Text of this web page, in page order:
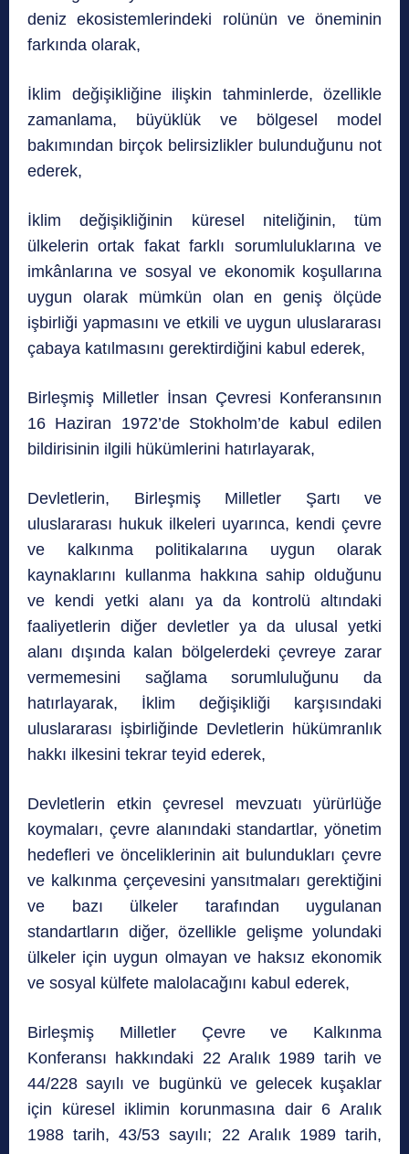
deniz ekosistemlerindeki rolünün ve öneminin
farkında olarak,
İklim değişikliğine ilişkin tahminlerde, özellikle
zamanlama, büyüklük ve bölgesel model
bakımından birçok belirsizlikler bulunduğunu not
ederek,
İklim değişikliğinin küresel niteliğinin, tüm
ülkelerin ortak fakat farklı sorumluluklarına ve
imkânlarına ve sosyal ve ekonomik koşullarına
uygun olarak mümkün olan en geniş ölçüde
işbirliği yapmasını ve etkili ve uygun uluslararası
çabaya katılmasını gerektirdiğini kabul ederek,
Birleşmiş Milletler İnsan Çevresi Konferansının
16 Haziran 1972’de Stokholm’de kabul edilen
bildirisinin ilgili hükümlerini hatırlayarak,
Devletlerin, Birleşmiş Milletler Şartı ve
uluslararası hukuk ilkeleri uyarınca, kendi çevre
ve kalkınma politikalarına uygun olarak
kaynaklarını kullanma hakkına sahip olduğunu
ve kendi yetki alanı ya da kontrolü altındaki
faaliyetlerin diğer devletler ya da ulusal yetki
alanı dışında kalan bölgelerdeki çevreye zarar
vermemesini sağlama sorumluluğunu da
hatırlayarak, İklim değişikliği karşısındaki
uluslararası işbirliğinde Devletlerin hükümranlık
hakkı ilkesini tekrar teyid ederek,
Devletlerin etkin çevresel mevzuatı yürürlüğe
koymaları, çevre alanındaki standartlar, yönetim
hedefleri ve önceliklerinin ait bulundukları çevre
ve kalkınma çerçevesini yansıtmaları gerektiğini
ve bazı ülkeler tarafından uygulanan
standartların diğer, özellikle gelişme yolundaki
ülkeler için uygun olmayan ve haksız ekonomik
ve sosyal külfete malolacağını kabul ederek,
Birleşmiş Milletler Çevre ve Kalkınma
Konferansı hakkındaki 22 Aralık 1989 tarih ve
44/228 sayılı ve bugünkü ve gelecek kuşaklar
için küresel iklimin korunmasına dair 6 Aralık
1988 tarih, 43/53 sayılı; 22 Aralık 1989 tarih,